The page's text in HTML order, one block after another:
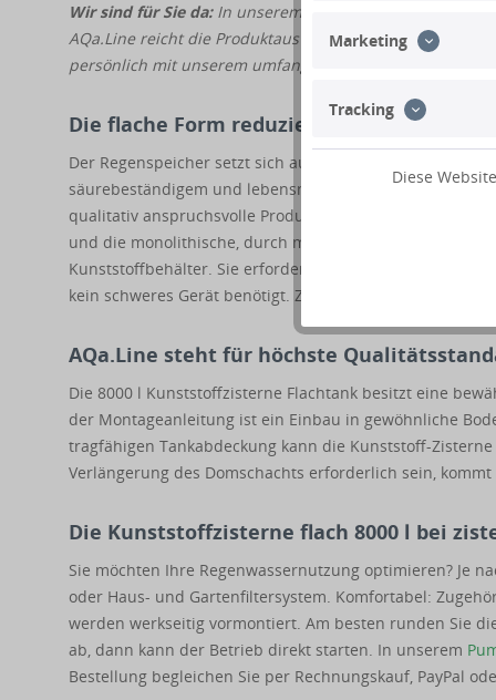
Wir sind für Sie da:In unserem Shop finden Sie diverse
AQa.Line reicht die Produktauswahl bis zur10000 l
persönlich mit unserem umfangreichen Fachwissen.
Die flache Form reduziert den
Der Regenspeicher setzt sich aus zwei dickwandigen,
säurebeständigem und lebensmittelechtem
qualitativ anspruchsvolle Produktion viel Know-how.
und die monolithische, durch massive Rippen
Kunststoffbehälter. Sie erfordern nur eine niedrige
kein schweres Gerät benötigt. Zum Einbauen der
AQa.Line steht für höchste
Die 8000 l Kunststoffzisterne Flachtank besitzt eine
der Montageanleitung ist ein Einbau in gewöhnliche
tragfähigen Tankabdeckung kann die Kunststoff-
Verlängerung des Domschachts erforderlich sein,
Die Kunststoffzisterne flach 8000 l bei
Sie möchten Ihre Regenwassernutzung optimieren? Je
oder Haus- und Gartenfiltersystem. Komfortabel:
werden werkseitig vormontiert. Am besten runden Sie
ab, dann kann der Betrieb direkt starten. In unserem
Bestellung begleichen Sie per Rechnungskauf, PayPal
Marketing
Tracking
Diese